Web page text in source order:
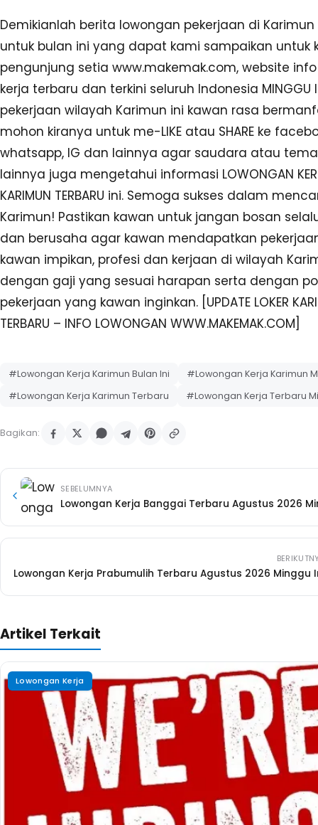
Demikianlah berita lowongan pekerjaan di
untuk bulan ini yang dapat kami sampaikan untuk
pengunjung setia www.makemak.com, website
kerja terbaru dan terkini seluruh Indonesia MINGGU
pekerjaan wilayah Karimun ini kawan rasa
mohon kiranya untuk me-LIKE atau SHARE ke
whatsapp, IG dan lainnya agar saudara atau
lainnya juga mengetahui informasi LOWONGAN
KARIMUN TERBARU ini. Semoga sukses dalam
Karimun! Pastikan kawan untuk jangan bosan
dan berusaha agar kawan mendapatkan
kawan impikan, profesi dan kerjaan di wilayah
dengan gaji yang sesuai harapan serta dengan
pekerjaan yang kawan inginkan. [UPDATE LOKER
TERBARU – INFO LOWONGAN WWW.MAKEMAK.COM]
#Lowongan Kerja Karimun Bulan Ini
#Lowongan Kerja Karimun
#Lowongan Kerja Karimun Terbaru
#Lowongan Kerja Terbaru
Bagikan:
SEBELUMNYA
Lowongan Kerja Banggai Terbaru Agustus 2026
Lowongan Kerja Prabumulih Terbaru Agustus 2026 Minggu
Artikel Terkait
Lowongan Kerja